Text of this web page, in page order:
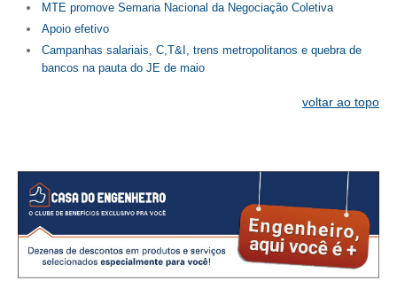
MTE promove Semana Nacional da Negociação Coletiva
Apoio efetivo
Campanhas salariais, C,T&I, trens metropolitanos e quebra de
bancos na pauta do JE de maio
voltar ao topo